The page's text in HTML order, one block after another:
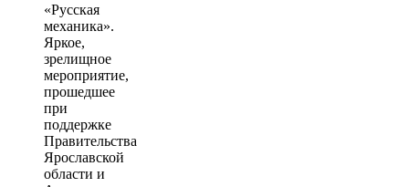
«Русская
механика».
Яркое,
зрелищное
мероприятие,
прошедшее
при
поддержке
Правительства
Ярославской
области и